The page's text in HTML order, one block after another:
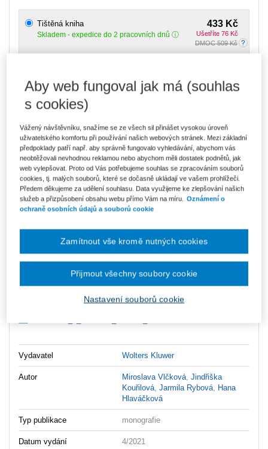
433 Kč
Ušetříte 76 Kč
DMOC 509 Kč
Tištěná kniha
Skladem - expedice do 2 pracovních dnů
V prodeji - ihned k dispozici
Co je Smarteca?
Kde najdu soubory e-knih?
618 Kč
Ušetříte 324 Kč
DMOC 942 Kč
Balíček - Tištěná kniha + E-kniha
Smarteca + soubory ke stažení
Skladem- expedice do 2 pracovních dnů
Co je Smarteca?
Upozorňujeme, že v období od 1.8. do 21.8. z technických
důvodů nemůžeme vystavovat daňové doklady. Budou vám
zaslány dodatečně e-mailem.
Vložit do košíku
Ceny jsou včetně DPH
Ucetnictvi_v_obchodni_cinnosti_OBSAH
Vydavatel Wolters Kluwer
Autor Miroslava Vlčková ,Jindřiška
Kouřilová ,Jarmila Rybová Hana
Hlaváčková
Typ publikace monografie
Datum vydání 4/2021
Aby web fungoval jak má (souhlas
s cookies)
Vážený návštěvníku, snažíme se ze všech sil přinášet vysokou úroveň
uživatelského komfortu při používání našich webových stránek. Mezi základní
předpoklady patří např. aby správně fungovalo vyhledávání, abychom vás
neobtěžovali nevhodnou reklamou nebo abychom měli dostatek podnětů, jak
web vylepšovat. Proto od Vás potřebujeme souhlas se zpracováním souborů
cookies, tj. malých souborů, které se dočasně ukládají ve vašem prohlížeči.
Předem děkujeme za udělení souhlasu. Data využijeme ke zlepšování našich
služeb a přizpůsobení obsahu webu přímo Vám na míru.
Oznámení o
ochraně osobních údajů a souborů cookie
Nastavení souborů cookie
Zamítnout vše kromě nutných cookies
Přijmout všechny soubory cookie